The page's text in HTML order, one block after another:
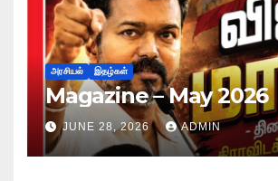
அரசியல் இதழ்கள்
Magazine – May 2026
JUNE 28, 2026 ADMIN